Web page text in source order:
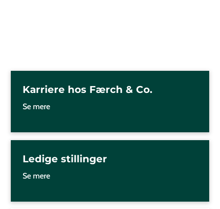
Karriere hos Færch & Co.
Se mere
Ledige stillinger
Se mere